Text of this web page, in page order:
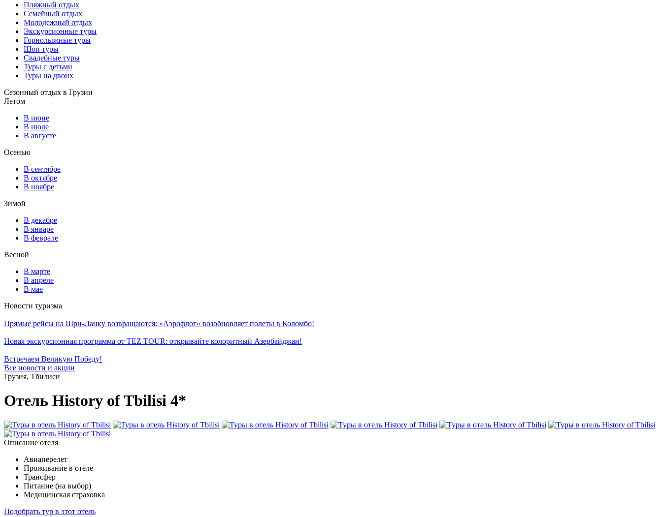
Пляжный отдых
Семейный отдых
Молодежный отдых
Экскурсионные туры
Горнолыжные туры
Шоп туры
Свадебные туры
Туры с детьми
Туры на двоих
Сезонный отдых в Грузии
Летом
В июне
В июле
В августе
Осенью
В сентябре
В октябре
В ноябре
Зимой
В декабре
В январе
В феврале
Весной
В марте
В апреле
В мае
Новости туризма
Прямые рейсы на Шри-Ланку возвращаются: «Аэрофлот» возобновляет полеты в Коломбо!
Новая экскурсионная программа от TEZ TOUR: открывайте колоритный Азербайджан!
Встречаем Великую Победу!
Все новости и акции
Грузия, Тбилиси
Отель History of Tbilisi 4*
Описание отеля
Авиаперелет
Проживание в отеле
Трансфер
Питание (на выбор)
Медицинская страховка
Подобрать тур в этот отель